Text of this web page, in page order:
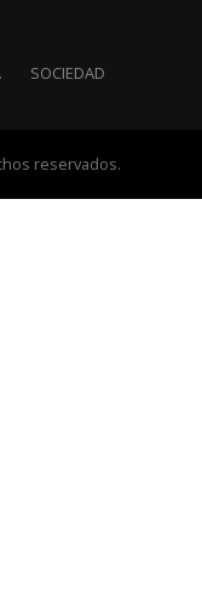
SOCIEDAD
reservados.